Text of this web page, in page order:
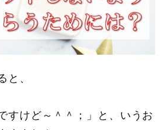
と、
すけど～＾＾；」と、いうお